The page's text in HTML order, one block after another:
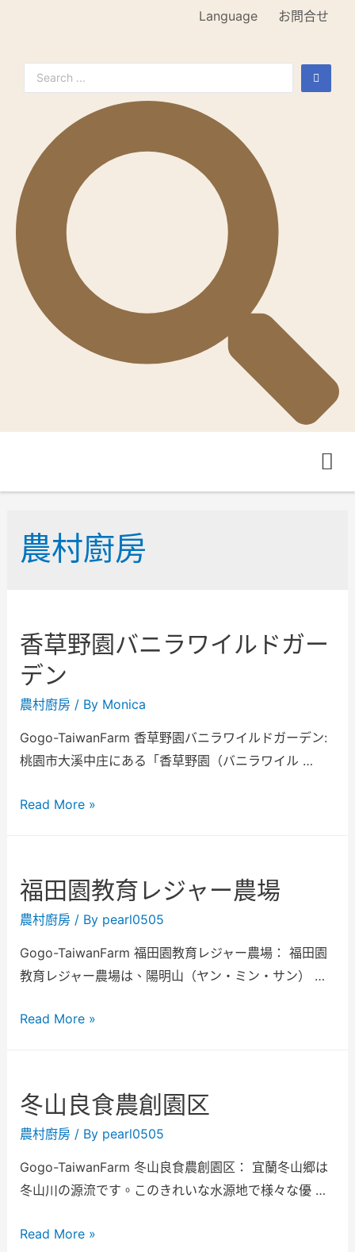
Language お問合せ
農村廚房
香草野園バニラワイルドガー
デン
農村廚房/ By Monica
Gogo-TaiwanFarm 香草野園バニラワイルドガーデン:
桃園市大溪中庄にある「香草野園（バニラワイル …
Read More »
福田園教育レジャー農場
農村廚房/ By pearl0505
Gogo-TaiwanFarm 福田園教育レジャー農場： 福田園
教育レジャー農場は、陽明山（ヤン・ミン・サン） …
Read More »
冬山良食農創園区
農村廚房/ By pearl0505
Gogo-TaiwanFarm 冬山良食農創園区： 宜蘭冬山郷は
冬山川の源流です。このきれいな水源地で様々な優 …
Read More »